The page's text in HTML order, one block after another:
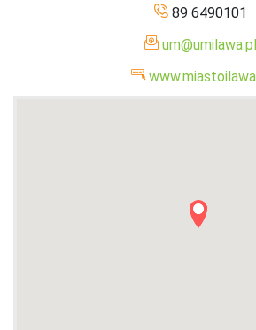
89 6490101
um@umilawa.pl